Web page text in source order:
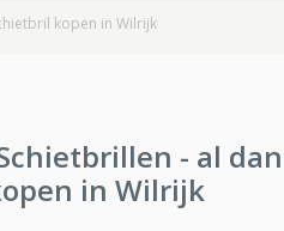
kopen in Wilrijk
- al dan
in Wilrijk